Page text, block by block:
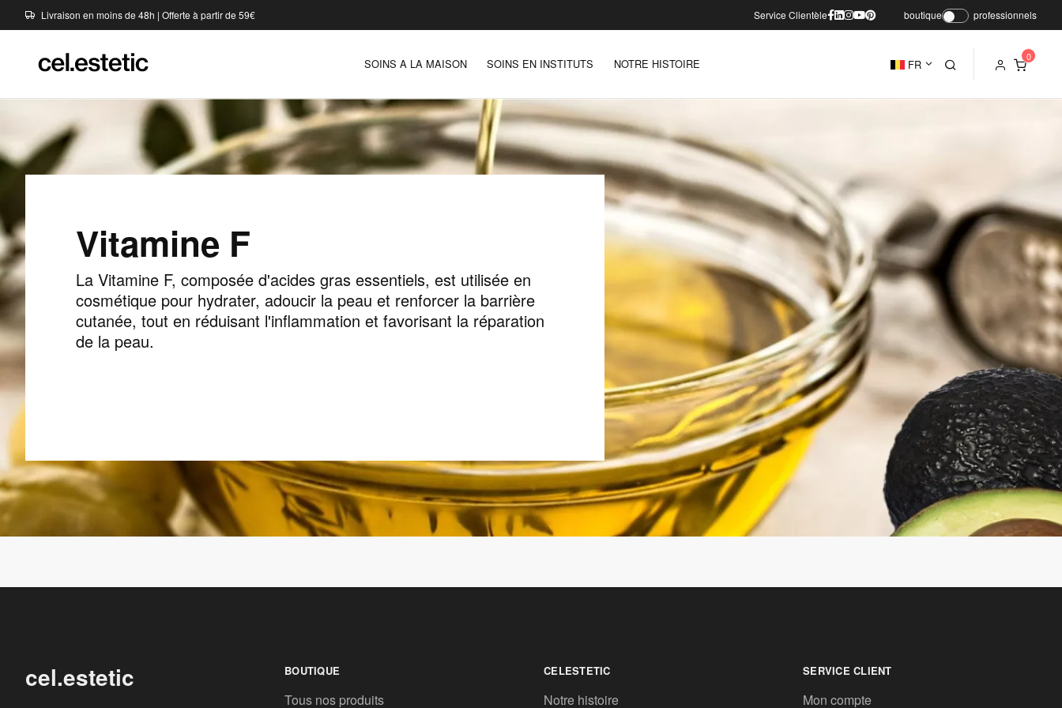
Livraison en moins de 48h | Offerte à partir de 59€ Service Clientèle boutique professionnels
SOINS A LA MAISON SOINS EN INSTITUTS NOTRE HISTOIRE FR
Vitamine F
La Vitamine F, composée d'acides gras essentiels, est utilisée en
cosmétique pour hydrater, adoucir la peau et renforcer la barrière
cutanée, tout en réduisant l'inflammation et favorisant la réparation
de la peau.
cel.estetic BOUTIQUE
Tous nos produits
CELESTETIC
Notre histoire
SERVICE CLIENT
Mon compte